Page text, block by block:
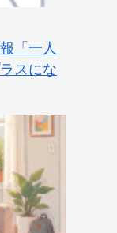
敬斗、
！移籍